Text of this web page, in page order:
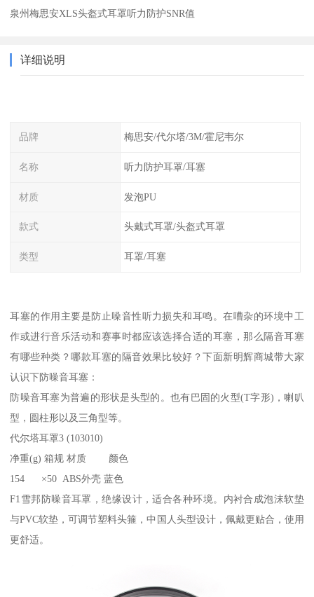
泉州梅思安XLS头盔式耳罩听力防护SNR值
详细说明
品牌 梅思安/代尔塔/3M/霍尼韦尔
名称 听力防护耳罩/耳塞
材质 发泡PU
款式 头戴式耳罩/头盔式耳罩
类型 耳罩/耳塞
耳塞的作用主要是防止噪音性听力损失和耳鸣。在嘈杂的环境中工
作或进行音乐活动和赛事时都应该选择合适的耳塞，那么隔音耳塞
有哪些种类？哪款耳塞的隔音效果比较好？下面新明辉商城带大家
认识下防噪音耳塞：
防噪音耳塞为普遍的形状是头型的。也有巴固的火型(T字形)，喇叭
型，圆柱形以及三角型等。
代尔塔耳罩3 (103010)
净重(g) 箱规 材质 颜色
154 ×50 ABS外壳 蓝色
F1雪邦防噪音耳罩，绝缘设计，适合各种环境。内衬合成泡沫软垫
与PVC软垫，可调节塑料头箍，中国人头型设计，佩戴更贴合，使用
更舒适。